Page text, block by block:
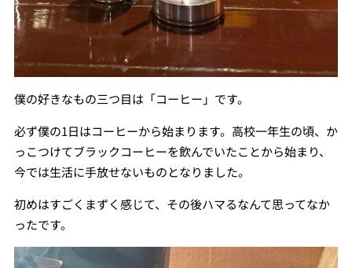
僕の好きなもの三つ目は「コーヒー」です。
必ず僕の1日はコーヒーから始まります。高校一年生の頃、か
っこつけてブラックコーヒーを飲んでいたことから始まり、
今では生活に手放せないものとなりました。
初めはすごくまずく感じて、その後ハマるなんて思ってなか
ったです。